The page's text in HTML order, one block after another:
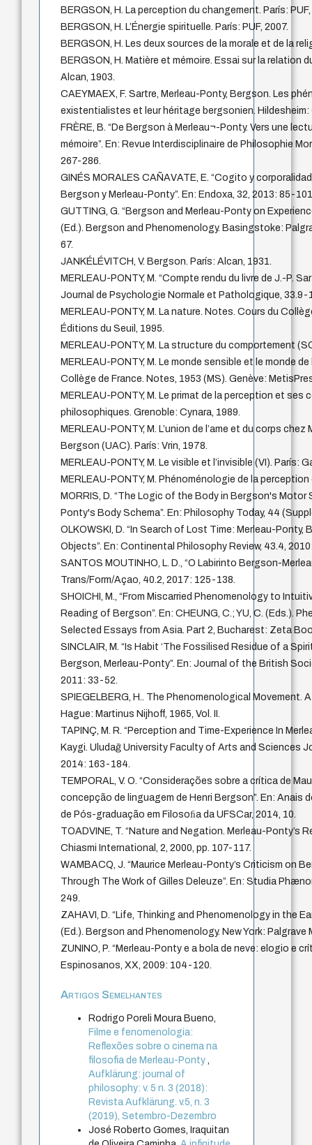
BERGSON, H. La perception du changement. París:
BERGSON, H. L’Énergie spirituelle. París: PUF, 2007.
BERGSON, H. Les deux sources de la morale et de la
BERGSON, H. Matière et mémoire. Essai sur la relation
Alcan, 1903.
CAEYMAEX, F. Sartre, Merleau-Ponty, Bergson. Les
existentialistes et leur héritage bergsonien. Hildesheim:
FRÈRE, B. “De Bergson à Merleau¬-Ponty. Vers une
mémoire”. En: Revue Interdisciplinaire de Philosophie
267-286.
GINÉS MORALES CAÑAVATE, E. “Cogito y
Bergson y Merleau-Ponty”. En: Endoxa, 32, 2013: 85-
GUTTING, G. “Bergson and Merleau-Ponty on
(Ed.). Bergson and Phenomenology. Basingstoke:
67.
JANKÉLÉVITCH, V. Bergson. París: Alcan, 1931.
MERLEAU-PONTY, M. “Compte rendu du livre de J.-P.
Journal de Psychologie Normale et Pathologique, 33.9-
MERLEAU-PONTY, M. La nature. Notes. Cours du
Éditions du Seuil, 1995.
MERLEAU-PONTY, M. La structure du comportement
MERLEAU-PONTY, M. Le monde sensible et le monde
Collège de France. Notes, 1953 (MS). Genève:
MERLEAU-PONTY, M. Le primat de la perception et ses
philosophiques. Grenoble: Cynara, 1989.
MERLEAU-PONTY, M. L’union de l’ame et du corps
Bergson (UAC). París: Vrin, 1978.
MERLEAU-PONTY, M. Le visible et l’invisible (VI). París:
MERLEAU-PONTY, M. Phénoménologie de la perception
MORRIS, D. “The Logic of the Body in Bergson's Motor
Ponty's Body Schema”. En: Philosophy Today, 44
OLKOWSKI, D. “In Search of Lost Time: Merleau-Ponty,
Objects”. En: Continental Philosophy Review, 43.4,
SANTOS MOUTINHO, L. D., “O Labirinto Bergson-
Trans/Form/Açao, 40.2, 2017: 125-138.
SHOICHI, M., “From Miscarried Phenomenology to
Reading of Bergson”. En: CHEUNG, C.; YU, C. (Eds.).
Selected Essays from Asia. Part 2, Bucharest: Zeta
SINCLAIR, M. “Is Habit ‘The Fossilised Residue of a
Bergson, Merleau-Ponty”. En: Journal of the British
2011: 33-52.
SPIEGELBERG, H.. The Phenomenological Movement.
Hague: Martinus Nijhoff, 1965, Vol. II.
TAPINÇ, M. R. “Perception and Time-Experience In
Kaygi. Uludağ University Faculty of Arts and Sciences
2014: 163-184.
TEMPORAL, V. O. “Considerações sobre a crítica de
concepção de linguagem de Henri Bergson”. En: Anais
de Pós-graduação em Filosoﬁa da UFSCar, 2014, 10.
TOADVINE, T. “Nature and Negation. Merleau-Ponty’s
Chiasmi International, 2, 2000, pp. 107-117.
WAMBACQ, J. “Maurice Merleau-Ponty’s Criticism on
Through The Work of Gilles Deleuze”. En: Studia
249.
ZAHAVI, D. “Life, Thinking and Phenomenology in the
(Ed.). Bergson and Phenomenology. New York: Palgrave
ZUNINO, P. “Merleau-Ponty e a bola de neve: elogio e
Espinosanos, XX, 2009: 104-120.
Artigos Semelhantes
Rodrigo Poreli Moura Bueno,
Filme e fenomenologia:
Reflexões sobre o cinema na
filosofia de Merleau-Ponty,
Aufklärung: journal of
philosophy: v. 5 n. 3 (2018):
Revista Aufklärung. v.5, n. 3
(2019), Setembro-Dezembro
José Roberto Gomes, Iraquitan